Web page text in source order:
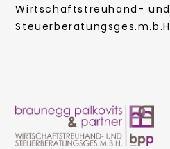
Wirtschaftstreuhand- und